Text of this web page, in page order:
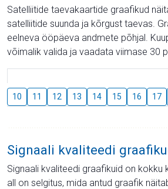
Satelliitide taevakaartide graafikud
satelliitide suunda ja kõrgust taevas.
eelneva ööpäeva andmete põhjal.
võimalik valida ja vaadata viimase 30
10 11 12 13 14 15 16 17
Signaali kvaliteedi
Signaali kvaliteedi graafikuid on kokku
all on selgitus, mida antud graafik